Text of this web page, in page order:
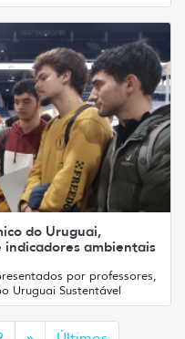
do Uruguai,
ambientais
por professores,
Uruguai Sustentável